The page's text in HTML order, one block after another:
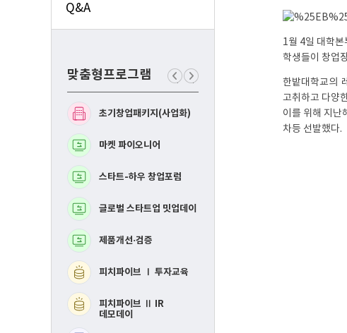
Q&A
맞춤형프로그램
맞
춤
맞
춤
초기창업패키지(사업화)
마켓 파이오니어
스타트-하우 창업포럼
글로벌 스타트업 밋업데이
제품개선·검증
피치파이브 Ⅰ 투자교육
피치파이브 Ⅱ IR
데모데이
예비창업패키지(사업화)
1월 4일 대학
학생들이 창업
한밭대학교의
고취하고 다양
이를 위해 지난
차등 선발했다.